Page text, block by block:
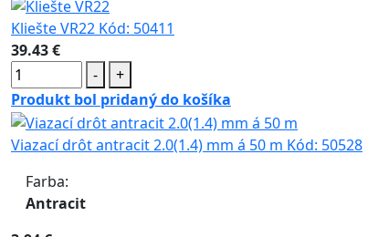
Kliešte VR22 Kód: 50411
39.43 €
-
+
Produkt bol pridaný do košíka
Viazací drôt antracit 2.0(1.4) mm á 50 m Kód: 50528
Farba:
Antracit